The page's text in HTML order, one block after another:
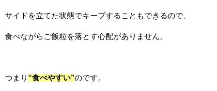
サイドを立てた状態でキープすることもできるので、
食べながらご飯粒を落とす心配がありません。
つまり “食べやすい”のです。